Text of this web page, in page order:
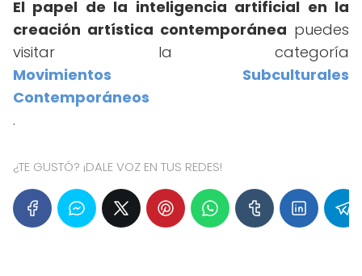
El papel de la inteligencia artificial en la
creación artística contemporánea puedes
visitar la categoría
Movimientos Subculturales
Contemporáneos
.
¿TE GUSTÓ? ¡DALE VOZ EN TUS REDES!